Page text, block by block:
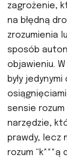
zagrożenie,
na błędną
zrozumienia
sposób
objawieniu.
były
sensie
narzędzie,
prawdy, lecz
rozum “k***ą